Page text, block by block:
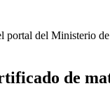
portal del Ministerio
de